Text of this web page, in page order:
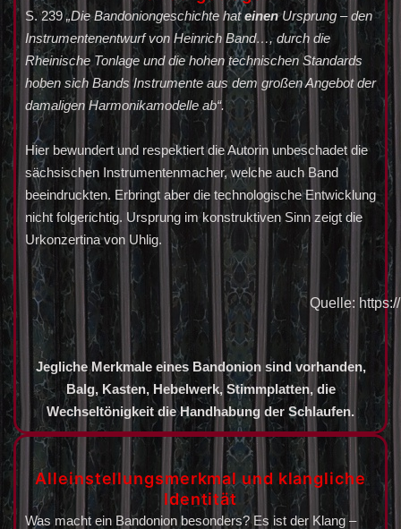
S. 239„Die Bandoniongeschichte hateinenUrsprung – den
Instrumentenentwurf von Heinrich Band…, durch die
Rheinische Tonlage und die hohen technischen Standards
hoben sich Bands Instrumente aus dem großen Angebot der
damaligen Harmonikamodelle ab“.
Hier bewundert und respektiert die Autorin unbeschadet die
sächsischen Instrumentenmacher, welche auch Band
beeindruckten. Erbringt aber die technologische Entwicklung
nicht folgerichtig. Ursprung im konstruktiven Sinn zeigt die
Urkonzertina von Uhlig.
Quelle:
Jegliche Merkmale eines Bandonion sind vorhanden,
Balg, Kasten, Hebelwerk, Stimmplatten, die
Wechseltönigkeit die Handhabung der Schlaufen.
Alleinstellungsmerkmal und klangliche
Identität
Was macht ein Bandonion besonders? Es ist der Klang –